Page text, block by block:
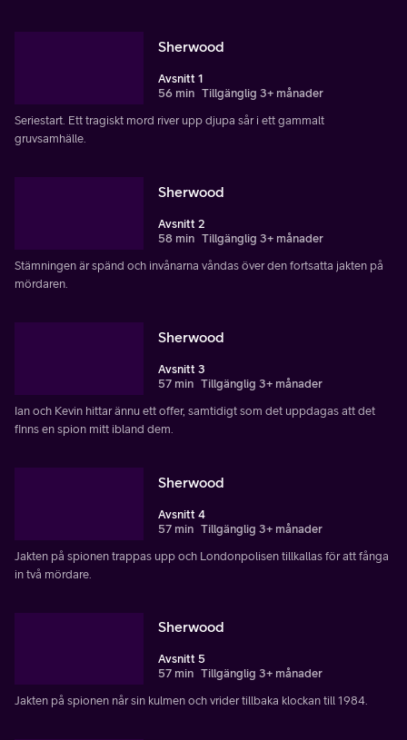
Sherwood
Avsnitt 1
56 min Tillgänglig 3+ månader
Seriestart. Ett tragiskt mord river upp djupa sår i ett gammalt
gruvsamhälle.
Sherwood
Avsnitt 2
58 min Tillgänglig 3+ månader
Stämningen är spänd och invånarna våndas över den fortsatta jakten på
mördaren.
Sherwood
Avsnitt 3
57 min Tillgänglig 3+ månader
Ian och Kevin hittar ännu ett offer, samtidigt som det uppdagas att det
finns en spion mitt ibland dem.
Sherwood
Avsnitt 4
57 min Tillgänglig 3+ månader
Jakten på spionen trappas upp och Londonpolisen tillkallas för att fånga
in två mördare.
Sherwood
Avsnitt 5
57 min Tillgänglig 3+ månader
Jakten på spionen når sin kulmen och vrider tillbaka klockan till 1984.